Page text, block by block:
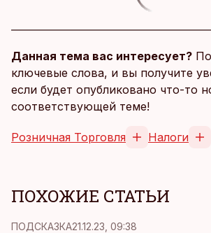
Данная тема вас интересует?
ключевые слова, и вы получите
если будет опубликовано что-то
соответствующей теме!
Розничная Торговля Налоги
ПОХОЖИЕ СТАТЬИ
ПОДСКАЗКА21.12.23, 09:38